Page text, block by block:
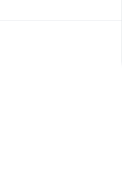
及播放的功能。搭配內
(T-Flash) 計憶卡
發揮的淋漓盡致！